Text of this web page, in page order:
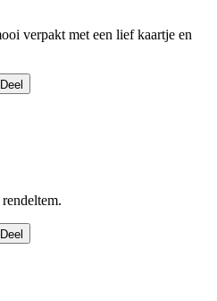
verpakt met een lief kaartje en
Deel
Deel